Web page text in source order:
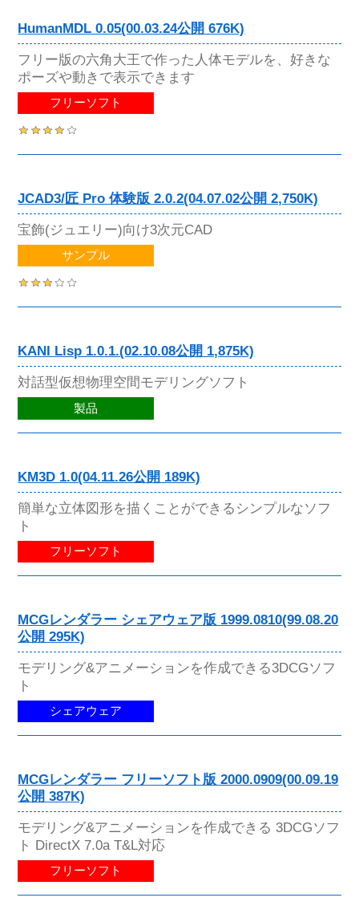
HumanMDL 0.05(00.03.24公開 676K)
フリー版の六角大王で作った人体モデルを、好きな
ポーズや動きで表示できます
フリーソフト
JCAD3/匠 Pro 体験版 2.0.2(04.07.02公開 2,750K)
宝飾(ジュエリー)向け3次元CAD
サンプル
KANI Lisp 1.0.1.(02.10.08公開 1,875K)
対話型仮想物理空間モデリングソフト
製品
KM3D 1.0(04.11.26公開 189K)
簡単な立体図形を描くことができるシンプルなソフ
ト
フリーソフト
MCGレンダラー シェアウェア版 1999.0810(99.08.20
公開 295K)
モデリング&アニメーションを作成できる3DCGソフ
ト
シェアウェア
MCGレンダラー フリーソフト版 2000.0909(00.09.19
公開 387K)
モデリング&アニメーションを作成できる 3DCGソフ
ト DirectX 7.0a T&L対応
フリーソフト